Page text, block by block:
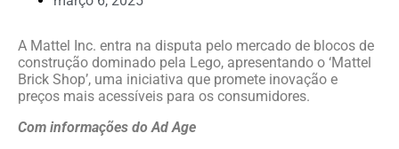
A Mattel Inc. entra na disputa pelo mercado de blocos de
construção dominado pela Lego, apresentando o ‘Mattel
Brick Shop’, uma iniciativa que promete inovação e
preços mais acessíveis para os consumidores.
Com informações do Ad Age